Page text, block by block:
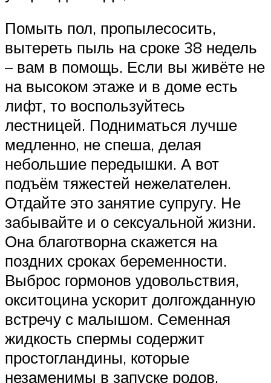
Помыть пол, пропылесосить,
вытереть пыль на сроке 38 недель
– вам в помощь. Если вы живёте не
на высоком этаже и в доме есть
лифт, то воспользуйтесь
лестницей. Подниматься лучше
медленно, не спеша, делая
небольшие передышки. А вот
подъём тяжестей нежелателен.
Отдайте это занятие супругу. Не
забывайте и о сексуальной жизни.
Она благотворна скажется на
поздних сроках беременности.
Выброс гормонов удовольствия,
окситоцина ускорит долгожданную
встречу с малышом. Семенная
жидкость спермы содержит
простогландины, которые
незаменимы в запуске родов.